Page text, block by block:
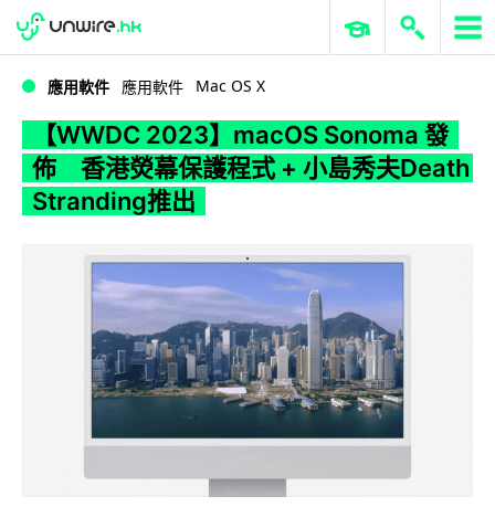
WWDC 2026 ERP 與商業 AI
應用軟件 應用軟件 Mac OS X
【WWDC 2023】macOS Sonoma 發
佈 香港熒幕保護程式 + 小島秀夫Death
Stranding推出